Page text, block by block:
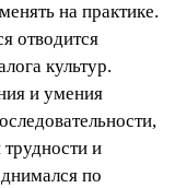
на практике.
отводится
культур.
и умения
и
по